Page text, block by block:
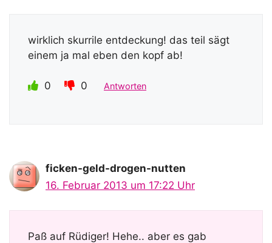
wirklich skurrile entdeckung! das teil sägt
einem ja mal eben den kopf ab!
0 0 Antworten
ficken-geld-drogen-nutten
16. Februar 2013 um 17:22 Uhr
Paß auf Rüdiger! Hehe.. aber es gab